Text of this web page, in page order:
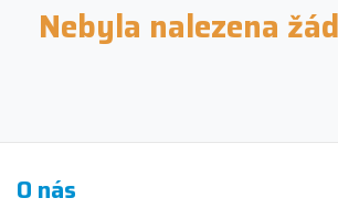
Nebyla nalezena
O nás